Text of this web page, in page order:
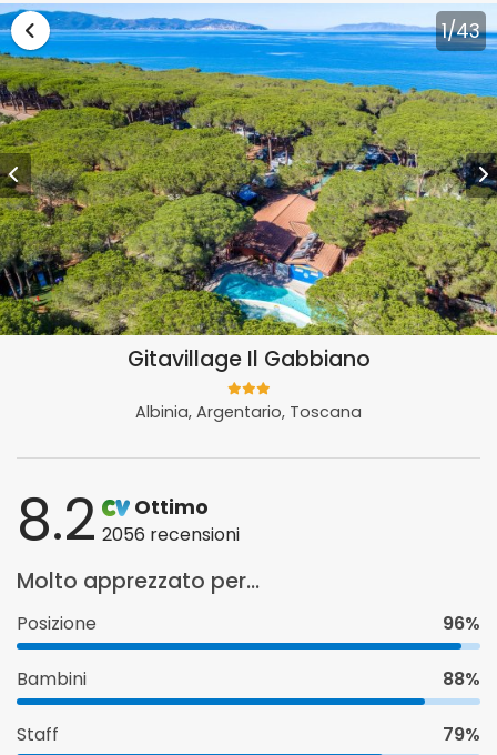
Vai alla lista vacanze Toscana 1/43
Gitavillage Il Gabbiano
Albinia, Argentario, Toscana
8.2 Ottimo
2056 recensioni
Molto apprezzato per...
Posizione 96%
Bambini 88%
Staff 79%